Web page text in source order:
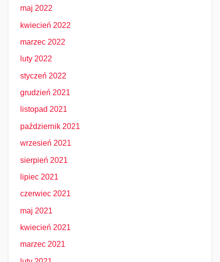
maj 2022
kwiecień 2022
marzec 2022
luty 2022
styczeń 2022
grudzień 2021
listopad 2021
październik 2021
wrzesień 2021
sierpień 2021
lipiec 2021
czerwiec 2021
maj 2021
kwiecień 2021
marzec 2021